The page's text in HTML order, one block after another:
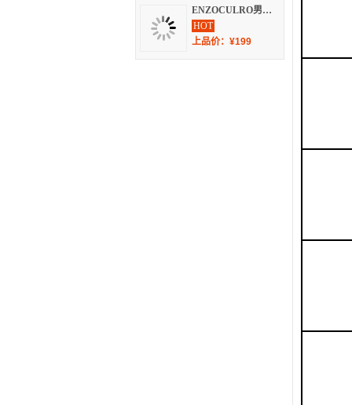
ENZOCULRO男款舒适长袖衬衫
HOT
上品价：¥199